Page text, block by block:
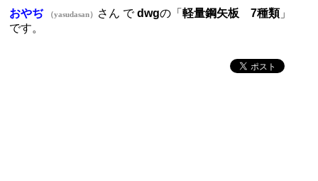
おやぢ （yasudasan） さん でdwgの「軽量鋼矢板 7種類」
です。